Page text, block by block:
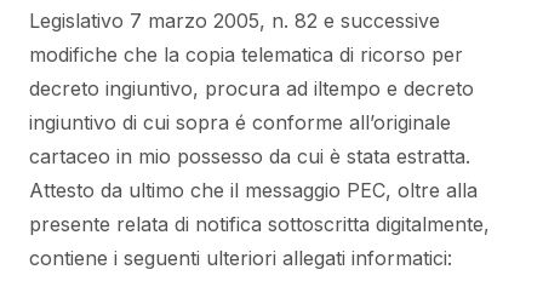
Legislativo 7 marzo 2005, n. 82 e successive
modifiche che la copia telematica di ricorso per
decreto ingiuntivo, procura ad iltempo e decreto
ingiuntivo di cui sopra é conforme all’originale
cartaceo in mio possesso da cui è stata estratta.
Attesto da ultimo che il messaggio PEC, oltre alla
presente relata di notifica sottoscritta digitalmente,
contiene i seguenti ulteriori allegati informatici: